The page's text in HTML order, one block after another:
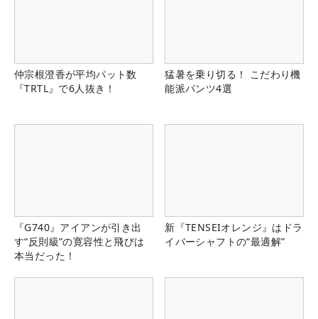
仲宗根澄香が平均パット数
『TRTL』で6人抜き！
猛暑を乗り切る！ こだわり機
能派パンツ4選
『G740』アイアンが引き出
す“反則級”の寛容性と飛びは
本当だった！
新『TENSEIオレンジ』はドラ
イバーシャフトの“最適解”